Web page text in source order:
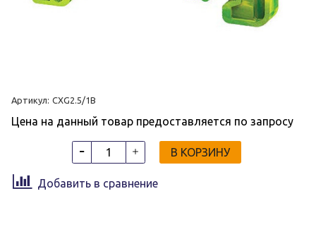
Артикул: CXG2.5/1B
Цена на данный товар предоставляется по запросу
В КОРЗИНУ
Добавить в сравнение